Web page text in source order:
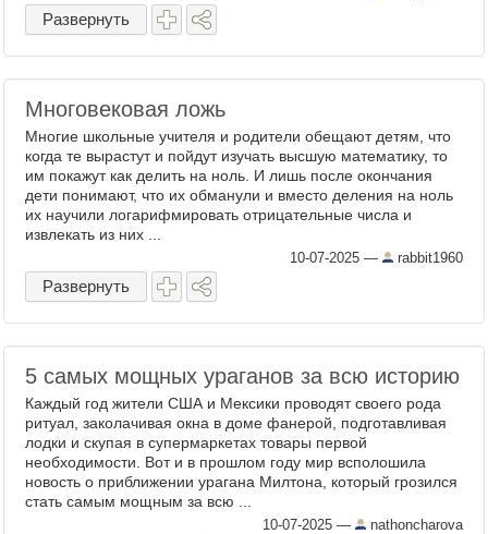
Развернуть
Многовековая ложь
Многие школьные учителя и родители обещают детям, что
когда те вырастут и пойдут изучать высшую математику, то
им покажут как делить на ноль. И лишь после окончания
дети понимают, что их обманули и вместо деления на ноль
их научили логарифмировать отрицательные числа и
извлекать из них ...
10-07-2025 — rabbit1960
Развернуть
5 самых мощных ураганов за всю историю
Каждый год жители США и Мексики проводят своего рода
ритуал, заколачивая окна в доме фанерой, подготавливая
лодки и скупая в супермаркетах товары первой
необходимости. Вот и в прошлом году мир всполошила
новость о приближении урагана Милтона, который грозился
стать самым мощным за всю ...
10-07-2025 — nathoncharova